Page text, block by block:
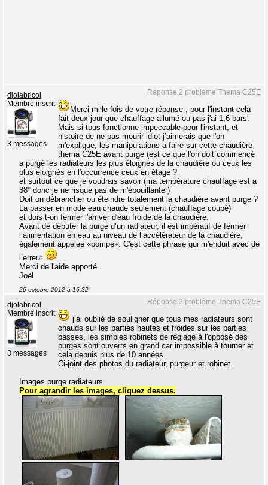
Réponse 2 problème Thema C25E
djolabricol
Membre inscrit
3 messages
Merci mille fois de votre réponse , pour l'instant cela
fait deux jour que chauffage allumé ou pas j'ai 1,6 bars.
Mais si tous fonctionne impeccable pour l'instant, et
histoire de ne pas mourir idiot j’aimerais que l'on
m'explique, les manipulations a faire sur cette chaudière
thema C25E avant purge (est ce que l'on doit commencé
a purgé les radiateurs les plus éloignés de la chaudière ou ceux les
plus éloignés en l'occurrence ceux en étage ?
et surtout ce que je voudrais savoir (ma température chauffage est a
38° donc je ne risque pas de m'ébouillanter)
Doit on débrancher ou éteindre totalement la chaudière avant purge ?
La passer en mode eau chaude seulement (chauffage coupé)
et dois t-on fermer l'arriver d'eau froide de la chaudière.
Avant de débuter la purge d’un radiateur, il est impératif de fermer
l’alimentation en eau au niveau de l’accélérateur de la chaudière,
également appelée «pompe». C'est cette phrase qui m'enduit avec de
l’erreur
Merci de l'aide apporté.
Joël
26 octobre 2012 à 16:32
Réponse 3 problème Thema C25E
djolabricol
Membre inscrit
3 messages
j’ai oublié de souligner que tous mes radiateurs sont
chauds sur les parties hautes et froides sur les parties
basses, les simples robinets de réglage à l'opposé des
purges sont ouverts en grand car impossible à tourner et
cela depuis plus de 10 années.
Ci-joint des photos du radiateur, purgeur et robinet.
Images purge radiateurs
Pour agrandir les images, cliquez dessus.